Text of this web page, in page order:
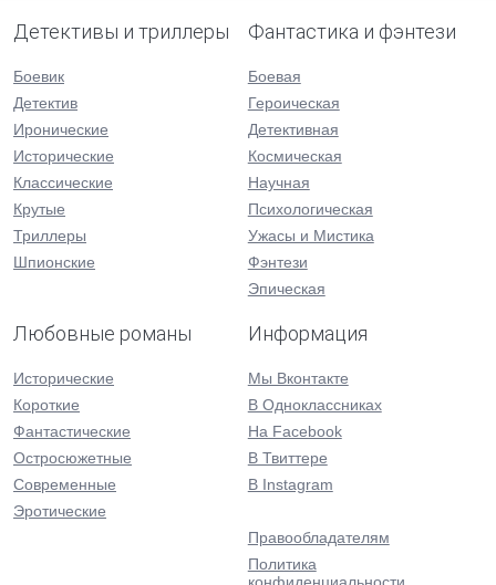
Детективы и триллеры
Боевик
Детектив
Иронические
Исторические
Классические
Крутые
Триллеры
Шпионские
Фантастика и фэнтези
Боевая
Героическая
Детективная
Космическая
Научная
Психологическая
Ужасы и Мистика
Фэнтези
Эпическая
Любовные романы
Исторические
Короткие
Фантастические
Остросюжетные
Современные
Эротические
Информация
Мы Вконтакте
В Одноклассниках
На Facebook
В Твиттере
В Instagram
Правообладателям
Политика